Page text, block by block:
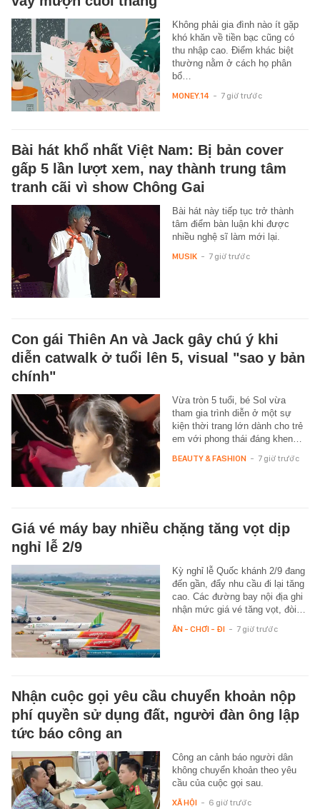
Không phải gia đình nào ít gặp
khó khăn về tiền bạc cũng có
thu nhập cao. Điểm khác biệt
thường nằm ở cách họ phân
bổ…
MONEY.14 - 7 giờ trước
Bài hát khổ nhất Việt Nam: Bị bản cover
gấp 5 lần lượt xem, nay thành trung tâm
tranh cãi vì show Chông Gai
Bài hát này tiếp tục trở thành
tâm điểm bàn luận khi được
nhiều nghệ sĩ làm mới lại.
MUSIK - 7 giờ trước
Con gái Thiên An và Jack gây chú ý khi
diễn catwalk ở tuổi lên 5, visual "sao y bản
chính"
Vừa tròn 5 tuổi, bé Sol vừa
tham gia trình diễn ở một sự
kiện thời trang lớn dành cho trẻ
em với phong thái đáng khen…
BEAUTY & FASHION - 7 giờ trước
Giá vé máy bay nhiều chặng tăng vọt dịp
nghỉ lễ 2/9
Kỳ nghỉ lễ Quốc khánh 2/9 đang
đến gần, đẩy nhu cầu đi lại tăng
cao. Các đường bay nội địa ghi
nhận mức giá vé tăng vọt, đòi…
ĂN - CHƠI - ĐI - 7 giờ trước
Nhận cuộc gọi yêu cầu chuyển khoản nộp
phí quyền sử dụng đất, người đàn ông lập
tức báo công an
Công an cảnh báo người dân
không chuyển khoản theo yêu
cầu của cuộc gọi sau.
XÃ HỘI - 6 giờ trước